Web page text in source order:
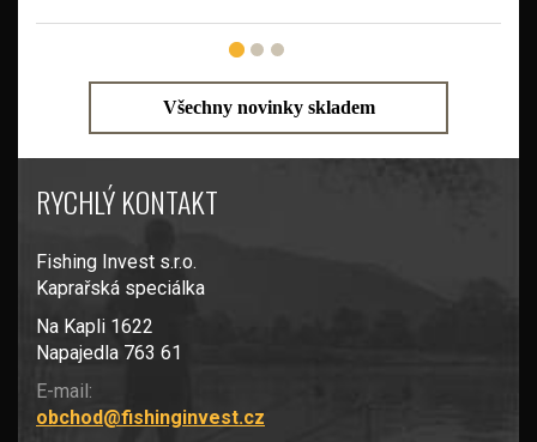
Všechny novinky skladem
RYCHLÝ KONTAKT
Fishing Invest s.r.o.
Kaprařská speciálka
Na Kapli 1622
Napajedla 763 61
E-mail:
obchod@fishinginvest.cz